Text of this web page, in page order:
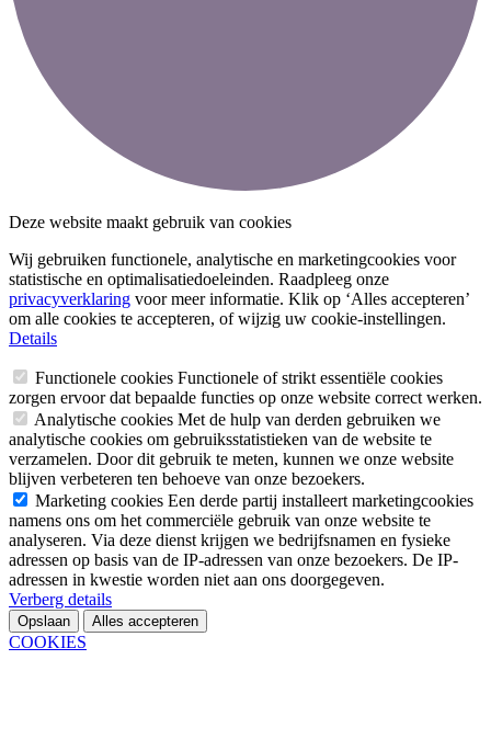
Deze website maakt gebruik van cookies
Wij gebruiken functionele, analytische en marketingcookies voor
statistische en optimalisatiedoeleinden. Raadpleeg onze
privacyverklaring voor meer informatie. Klik op ‘Alles accepteren’
om alle cookies te accepteren, of wijzig uw cookie-instellingen.
Details
Functionele cookies Functionele of strikt essentiële cookies
zorgen ervoor dat bepaalde functies op onze website correct werken.
Analytische cookies Met de hulp van derden gebruiken we
analytische cookies om gebruiksstatistieken van de website te
verzamelen. Door dit gebruik te meten, kunnen we onze website
blijven verbeteren ten behoeve van onze bezoekers.
Marketing cookies Een derde partij installeert marketingcookies
namens ons om het commerciële gebruik van onze website te
analyseren. Via deze dienst krijgen we bedrijfsnamen en fysieke
adressen op basis van de IP-adressen van onze bezoekers. De IP-
adressen in kwestie worden niet aan ons doorgegeven.
Verberg details
Opslaan Alles accepteren
COOKIES